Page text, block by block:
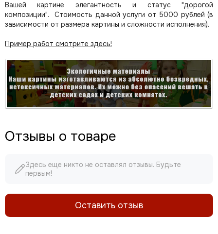
Вашей картине элегантность и статус "дорогой
композиции". Стоимость данной услуги от 5000 рублей (в
зависимости от размера картины и сложности исполнения).
Пример работ смотрите здесь!
Отзывы о товаре
Здесь еще никто не оставлял отзывы. Будьте
первым!
Оставить отзыв